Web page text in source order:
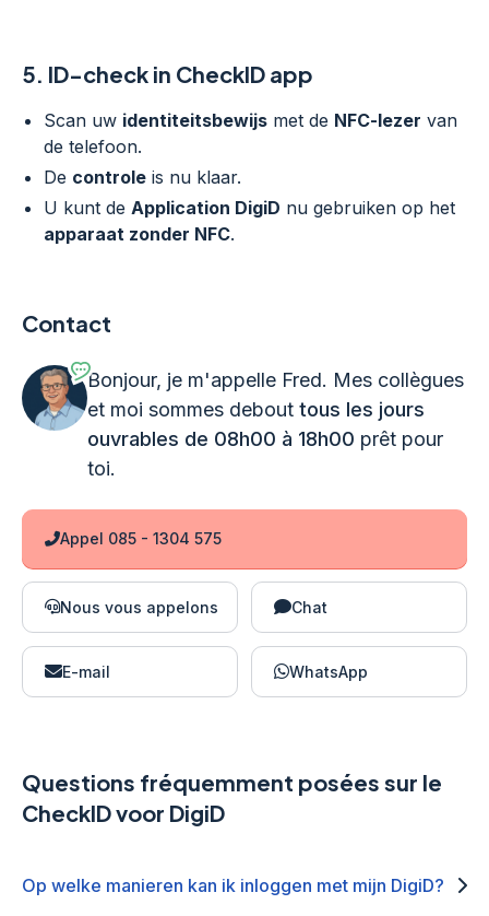
5. ID-check in CheckID app
Scan uw identiteitsbewijs met de NFC-lezer van
de telefoon.
De controle is nu klaar.
U kunt de Application DigiD nu gebruiken op het
apparaat zonder NFC.
Contact
Bonjour, je m'appelle Fred. Mes collègues
et moi sommes debout tous les jours
ouvrables de 08h00 à 18h00 prêt pour
toi.
Appel 085 - 1304 575
Nous vous appelons Chat
E-mail WhatsApp
Questions fréquemment posées sur le
CheckID voor DigiD
Op welke manieren kan ik inloggen met mijn DigiD?